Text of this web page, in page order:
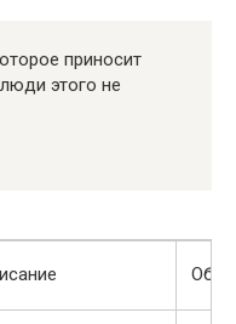
приносит
этого не